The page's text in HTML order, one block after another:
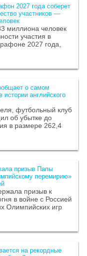
2027 года соберет
участников —
миллиона человек
участия в
2027 года,
о самом
истории английского
футбольный клуб
об убытке до
в размере 262,4
призыв Папы
перемирию»
призыв к
в войне с Россией
Олимпийских игр
на рекордные